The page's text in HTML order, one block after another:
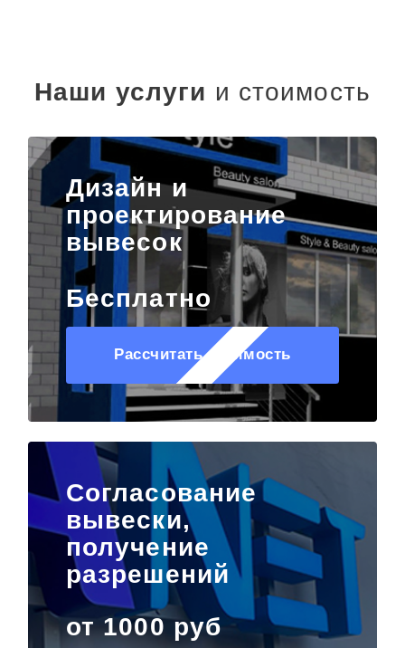
Наши услуги и стоимость
Дизайн и
проектирование
вывесок
Бесплатно
Рассчитать стоимость
Согласование
вывески,
получение
разрешений
от 1000 руб